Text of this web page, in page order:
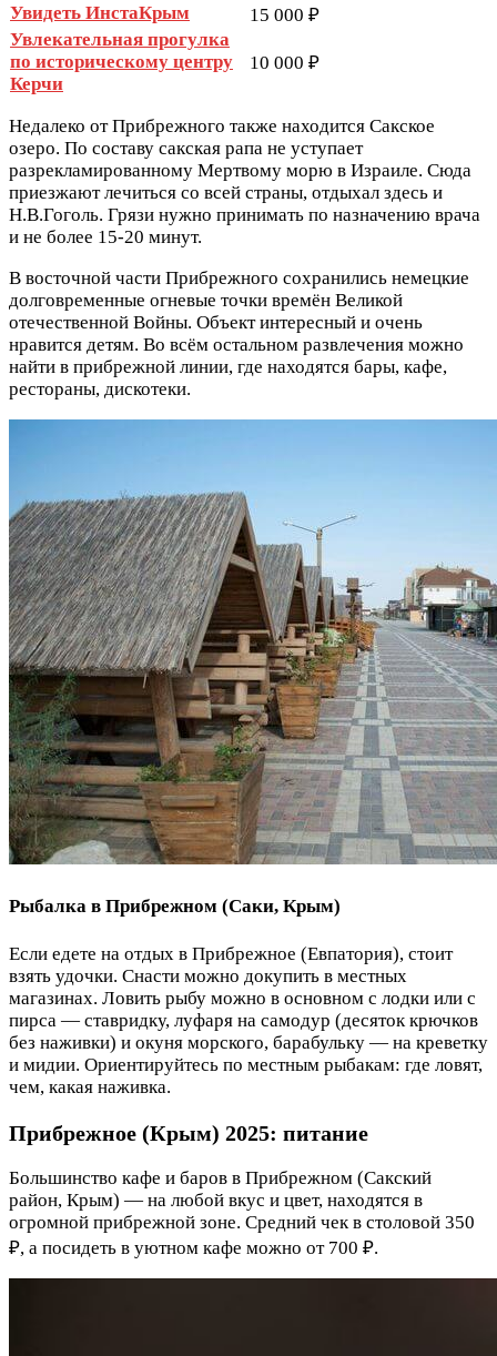
Увидеть ИнстаКрым
15 000 ₽
Увлекательная прогулка
по историческому центру
Керчи
10 000 ₽
Недалеко от Прибрежного также находится Сакское
озеро. По составу сакская рапа не уступает
разрекламированному Мертвому морю в Израиле. Сюда
приезжают лечиться со всей страны, отдыхал здесь и
Н.В.Гоголь. Грязи нужно принимать по назначению врача
и не более 15-20 минут.
В восточной части Прибрежного сохранились немецкие
долговременные огневые точки времён Великой
отечественной Войны. Объект интересный и очень
нравится детям. Во всём остальном развлечения можно
найти в прибрежной линии, где находятся бары, кафе,
рестораны, дискотеки.
Рыбалка в Прибрежном (Саки, Крым)
Если едете на отдых в Прибрежное (Евпатория), стоит
взять удочки. Снасти можно докупить в местных
магазинах. Ловить рыбу можно в основном с лодки или с
пирса — ставридку, луфаря на самодур (десяток крючков
без наживки) и окуня морского, барабульку — на креветку
и мидии. Ориентируйтесь по местным рыбакам: где ловят,
чем, какая наживка.
Прибрежное (Крым) 2025: питание
Большинство кафе и баров в Прибрежном (Сакский
район, Крым) — на любой вкус и цвет, находятся в
огромной прибрежной зоне. Средний чек в столовой 350
₽, а посидеть в уютном кафе можно от 700 ₽.